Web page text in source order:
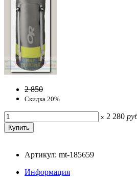
2 850
Скидка 20%
x 2 280
Артикул: mt-185659
Информация